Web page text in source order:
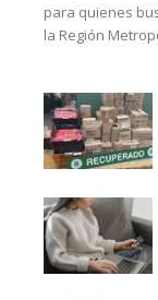
para quienes
la Región